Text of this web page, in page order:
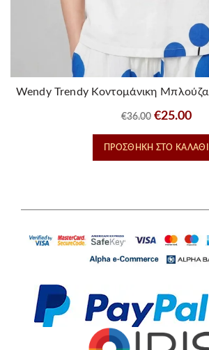
Wendy Trendy Κοντομάνικη
€36.00 Original
price
was:
€25.00Η
τιμή
ΠΡΟΣΘΉΚΗ ΣΤΟ ΚΑΛΆΘΙ